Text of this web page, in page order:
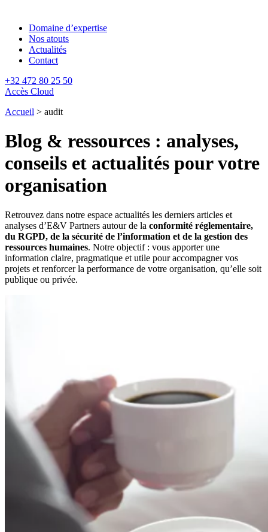
Domaine d’expertise
Nos atouts
Actualités
Contact
+32 472 80 25 50
Accès Cloud
Accueil > audit
Blog & ressources : analyses,
conseils et actualités pour votre
organisation
Retrouvez dans notre espace actualités les derniers articles et
analyses d’E&V Partners autour de la conformité réglementaire,
du RGPD, de la sécurité de l’information et de la gestion des
ressources humaines. Notre objectif : vous apporter une
information claire, pragmatique et utile pour accompagner vos
projets et renforcer la performance de votre organisation, qu’elle soit
publique ou privée.